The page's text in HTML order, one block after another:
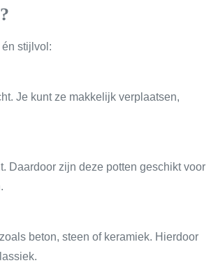
stijlvol:
Je kunt ze makkelijk verplaatsen,
Daardoor zijn deze potten geschikt voor
beton, steen of keramiek. Hierdoor